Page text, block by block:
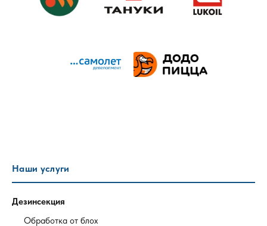
Наши услуги
Дезинсекция
Обработка от блох